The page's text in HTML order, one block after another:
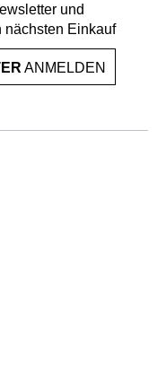
und
nächsten Einkauf
ANMELDEN